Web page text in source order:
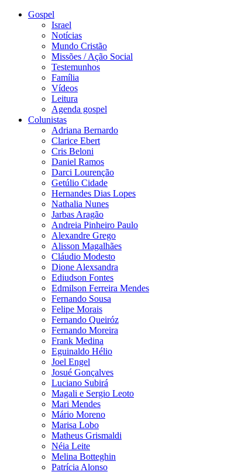
Gospel
Israel
Notícias
Mundo Cristão
Missões / Ação Social
Testemunhos
Família
Vídeos
Leitura
Agenda gospel
Colunistas
Adriana Bernardo
Clarice Ebert
Cris Beloni
Daniel Ramos
Darci Lourenção
Getúlio Cidade
Hernandes Dias Lopes
Nathalia Nunes
Jarbas Aragão
Andreia Pinheiro Paulo
Alexandre Grego
Alisson Magalhães
Cláudio Modesto
Dione Alexsandra
Ediudson Fontes
Edmilson Ferreira Mendes
Fernando Sousa
Felipe Morais
Fernando Queiróz
Fernando Moreira
Frank Medina
Eguinaldo Hélio
Joel Engel
Josué Gonçalves
Luciano Subirá
Magali e Sergio Leoto
Mari Mendes
Mário Moreno
Marisa Lobo
Matheus Grismaldi
Néia Leite
Melina Botteghin
Patrícia Alonso